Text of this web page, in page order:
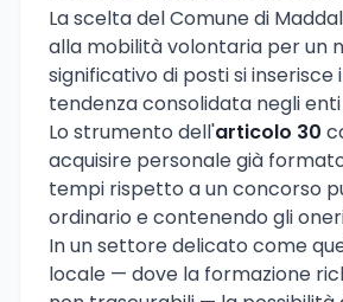
La scelta del Comune di
alla mobilità volontaria per un
significativo di posti si inserisce
tendenza consolidata negli
Lo strumento dell'articolo 30
acquisire personale già
tempi rispetto a un concorso
ordinario e contenendo gli
In un settore delicato come
locale — dove la formazione